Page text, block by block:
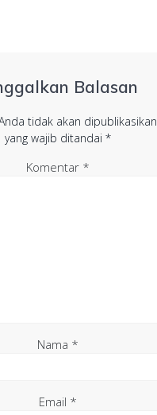
Balasan
tidak akan dipublikasikan.
yang wajib ditandai *
Komentar *
Nama *
Email *